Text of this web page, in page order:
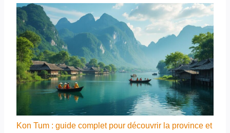
Kon Tum : guide complet pour découvrir la province et